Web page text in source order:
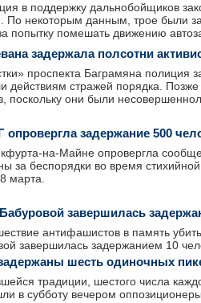
в поддержку дальнобойщиков
По некоторым данным, трое были
попытку помешать движению
задержала полсотни
проспекта Баграмяна полиция
действиям стражей порядка.
поскольку они были
задержание 500
на-Майне опровергла
за беспорядки во время
марта.
завершилась
антифашистов в память
завершилась задержанием 10
шесть одиночных
традиции, шестого числа
в субботу вечером